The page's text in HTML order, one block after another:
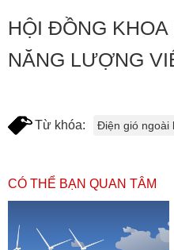
HỘI ĐỒNG KHOA
NĂNG LƯỢNG
Từ khóa: Điện gió ngoài
CÓ THỂ BẠN QUAN TÂM